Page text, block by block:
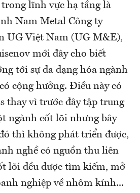
lĩnh vực hạ tầng là
Nam Metal Công ty
UG Việt Nam (UG M&E),
mới đây cho biết
tới sự đa dạng hóa ngành
cộng hưởng. Điều này có
thay vì trước đây tập trung
ngành cốt lõi nhưng bây
thì không phát triển được,
nghề có nguồn thu liên
lõi đều được tìm kiếm, mở
nghiệp về nhôm kính...